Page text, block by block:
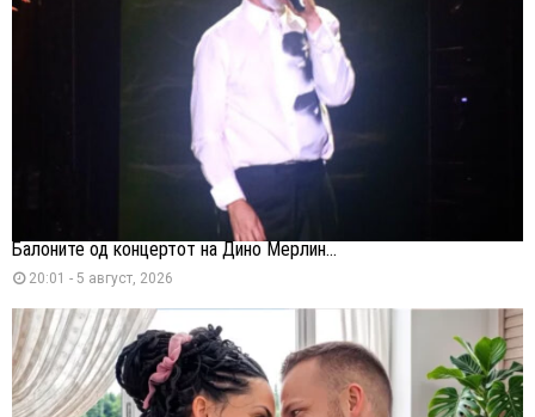
Балоните од концертот на Дино Мерлин...
20:01 - 5 август, 2026